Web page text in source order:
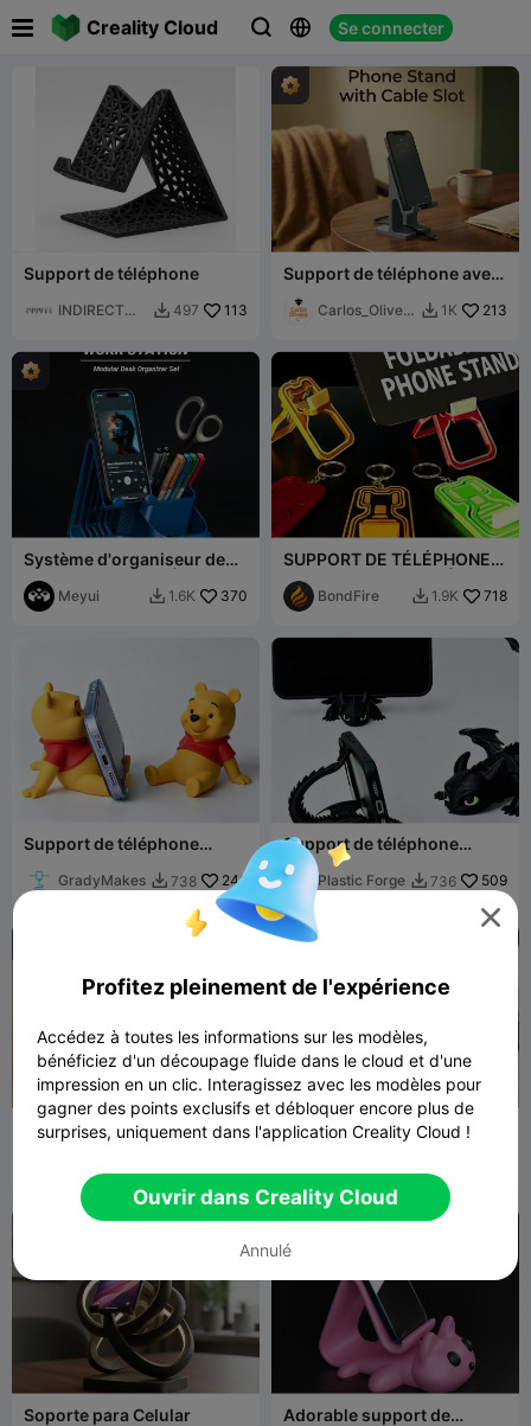
Creality Cloud   Se connecter
 
Support de téléphone
INDIRECT
 497 113
Support de téléphone avec
Carlos_Oliveir
 1K 213
Système d'organiseur de
bureau modulaire | Module
support pour iPhone
Meyui  1.6K 370
SUPPORT DE TÉLÉPHONE
PLIABLE-PORTE-CLÉS
BondFire  1.9K 718
Support de téléphone
GradyMakes  738 246
Support de téléphone
Krokmou
Plastic Forge  736 509
Support de charge 3 en 1
Support de téléphone
articulé Axolotl
Soporte para Celular
Adorable support de

Profitez pleinement de l'expérience
Accédez à toutes les informations sur les modèles,
bénéficiez d'un découpage fluide dans le cloud et d'une
impression en un clic. Interagissez avec les modèles pour
gagner des points exclusifs et débloquer encore plus de
surprises, uniquement dans l'application Creality Cloud !
Ouvrir dans Creality Cloud
Annulé